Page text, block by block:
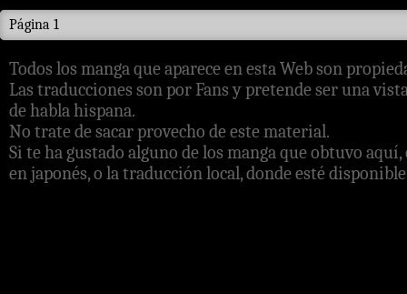
Página 1
Todos los manga que aparece en esta Web son
Las traducciones son por Fans y pretende ser una
de habla hispana.
No trate de sacar provecho de este material.
Si te ha gustado alguno de los manga que obtuvo
en japonés, o la traducción local, donde esté